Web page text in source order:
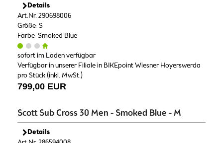
Details
Art.Nr. 290698006
Größe: S
Farbe: Smoked Blue
sofort im Laden verfügbar
Verfügbar in unserer Filiale in BIKEpoint Wiesner Hoyerswerda
pro Stück (inkl. MwSt.)
799,00 EUR
Scott Sub Cross 30 Men - Smoked Blue - M
Details